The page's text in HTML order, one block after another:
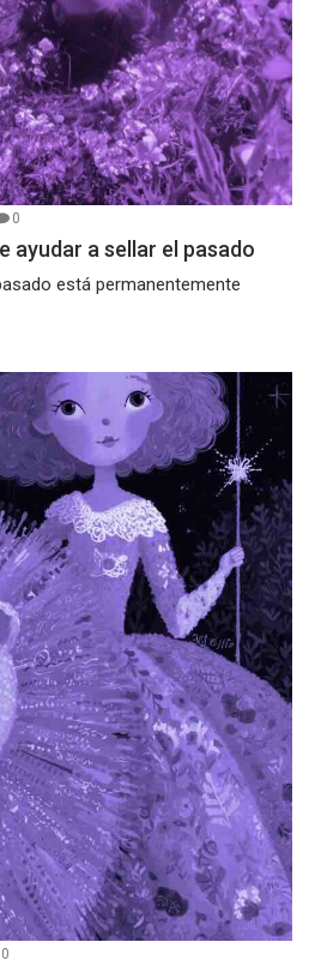
0
ayudar a sellar el pasado
está permanentemente
0